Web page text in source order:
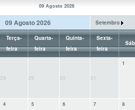
09 Agosto 2026
09 Agosto 2026 Setembro
Terça-
feira
Quarta-
feira
Quinta-
feira
Sexta-
feira
28 29 30 31
1
4 5 6 7 8